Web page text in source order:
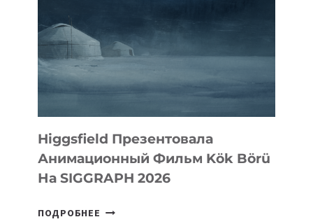
Higgsfield Презентовала
Анимационный Фильм Kök Börü
На SIGGRAPH 2026
ПОДРОБНЕЕ HIGGSFIELD